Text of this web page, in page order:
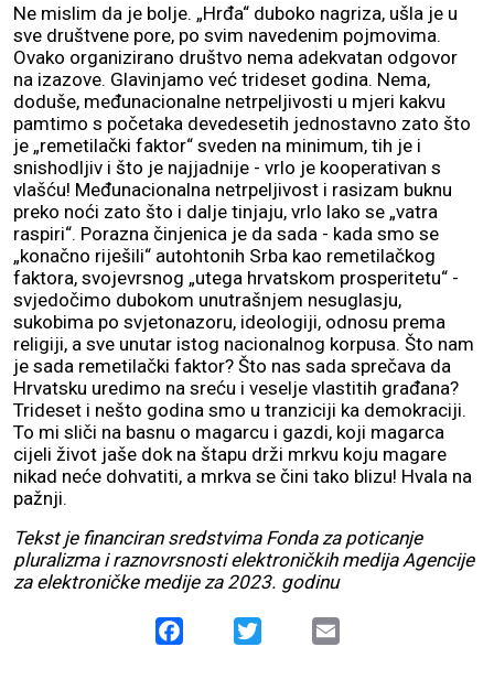
Ne mislim da je bolje. „Hrđa“ duboko nagriza, ušla je u
sve društvene pore, po svim navedenim pojmovima.
Ovako organizirano društvo nema adekvatan odgovor
na izazove. Glavinjamo već trideset godina. Nema,
doduše, međunacionalne netrpeljivosti u mjeri kakvu
pamtimo s početaka devedesetih jednostavno zato što
je „remetilački faktor“ sveden na minimum, tih je i
snishodljiv i što je najjadnije - vrlo je kooperativan s
vlašću! Međunacionalna netrpeljivost i rasizam buknu
preko noći zato što i dalje tinjaju, vrlo lako se „vatra
raspiri“. Porazna činjenica je da sada - kada smo se
„konačno riješili“ autohtonih Srba kao remetilačkog
faktora, svojevrsnog „utega hrvatskom prosperitetu“ -
svjedočimo dubokom unutrašnjem nesuglasju,
sukobima po svjetonazoru, ideologiji, odnosu prema
religiji, a sve unutar istog nacionalnog korpusa. Što nam
je sada remetilački faktor? Što nas sada sprečava da
Hrvatsku uredimo na sreću i veselje vlastitih građana?
Trideset i nešto godina smo u tranziciji ka demokraciji.
To mi sliči na basnu o magarcu i gazdi, koji magarca
cijeli život jaše dok na štapu drži mrkvu koju magare
nikad neće dohvatiti, a mrkva se čini tako blizu! Hvala na
pažnji.
Tekst je financiran sredstvima Fonda za poticanje
pluralizma i raznovrsnosti elektroničkih medija Agencije
za elektroničke medije za 2023. godinu
Facebook